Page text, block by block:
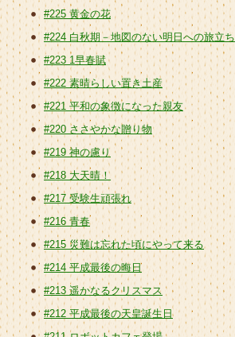
#225 黄金の花
#224 白秋期－地図のない明日への旅立ち
#223 1早春賦
#222 素晴らしい置き土産
#221 平和の象徴になった親友
#220 ささやかな贈り物
#219 神の慮り
#218 大天晴！
#217 受験生頑張れ
#216 青春
#215 災難は忘れた頃にやって来る
#214 平成最後の晦日
#213 遥かなるクリスマス
#212 平成最後の天皇誕生日